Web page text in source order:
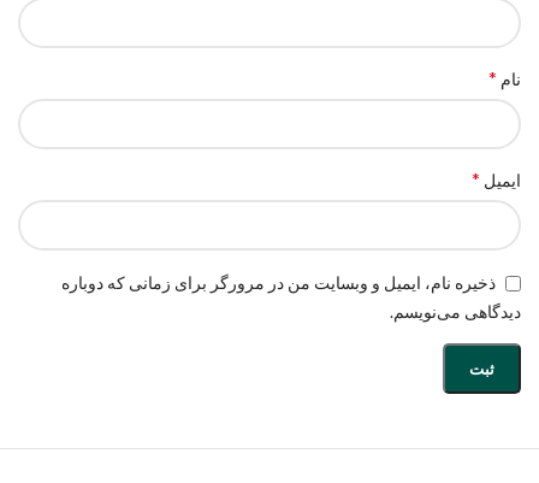
نام *
ایمیل *
ذخیره نام، ایمیل و وبسایت من در مرورگر برای زمانی که دوباره
دیدگاهی می‌نویسم.